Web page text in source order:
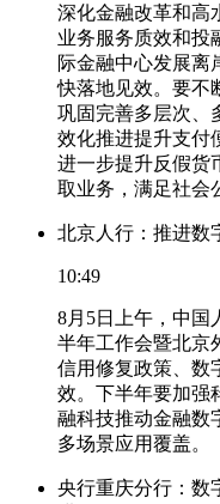
深化金融改革和高
业务服务质效和投
际金融中心发展离
快落地见效。要不
巩固完善多层次、
效化推进提升支付
进一步提升反假货
取业务，满足社会
北京人行：推进数
10:49
8月5日上午，中国
半年工作会暨北京
信用修复政策、数
效。下半年要加强
融科技推动金融数
多场景应用覆盖。
央行重庆分行：数